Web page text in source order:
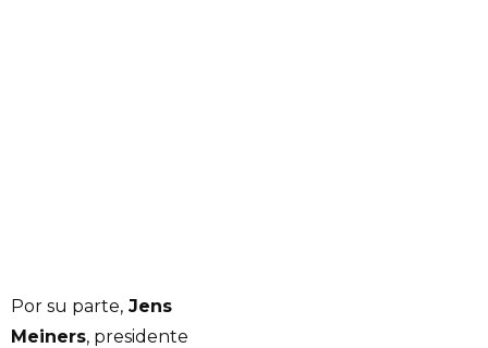
Por su parte, Jens
Meiners, presidente